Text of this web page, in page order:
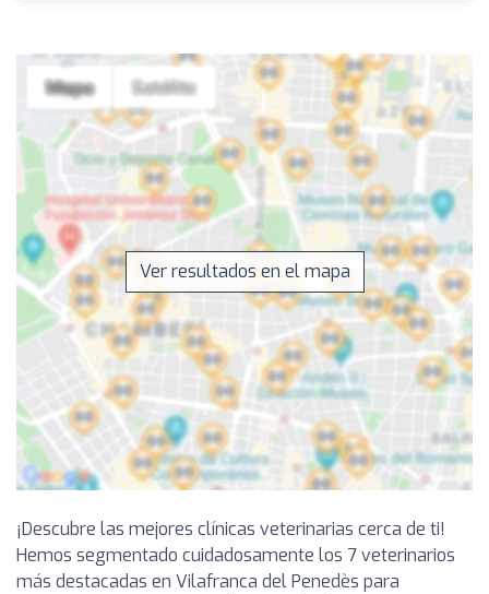
Ver resultados en el mapa
¡Descubre las mejores clínicas veterinarias cerca de ti!
Hemos segmentado cuidadosamente los 7 veterinarios
más destacadas en Vilafranca del Penedès para